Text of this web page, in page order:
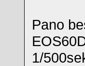
Pano
1/